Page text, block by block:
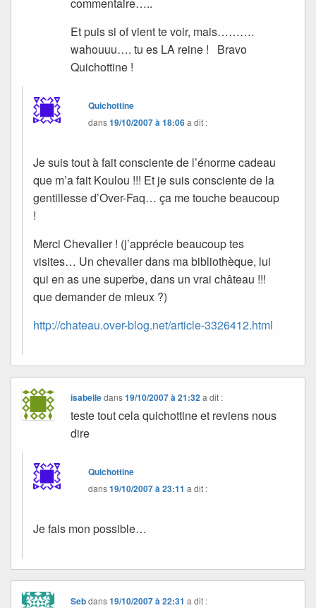
Et puis si of vient te voir, mais……….
wahouuu…. tu es LA reine ! Bravo
Quichottine !
Quichottine
dans19/10/2007 à 18:06a dit :
Je suis tout à fait consciente de l’énorme cadeau
que m’a fait Koulou !!! Et je suis consciente de la
gentillesse d’Over-Faq… ça me touche beaucoup
!
Merci Chevalier ! (j’apprécie beaucoup tes
visites… Un chevalier dans ma bibliothèque, lui
qui en as une superbe, dans un vrai château !!!
que demander de mieux ?)
http://chateau.over-blog.net/article-3326412.html
isabelledans19/10/2007 à 21:32 a dit :
teste tout cela quichottine et reviens nous
dire
Quichottine
dans19/10/2007 à 23:11 a dit :
Je fais mon possible…
Sebdans19/10/2007 à 22:31 a dit :